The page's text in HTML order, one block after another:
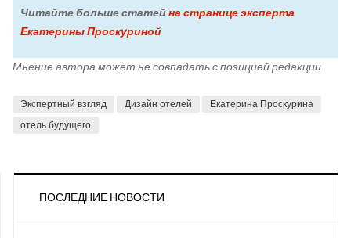
Читайте больше статейна странице эксперта
Екатерины Проскуриной
Мнение автора может не совпадать с позицией редакции
Экспертный взгляд Дизайн отелей
Екатерина Проскурина
отель будущего
ПОСЛЕДНИЕ НОВОСТИ